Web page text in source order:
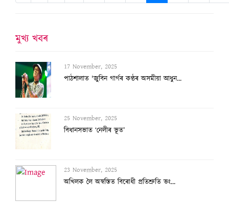
মুখ্য খবৰ
17 November, 2025
পাঠশালাত 'জুবিন গাৰ্গৰ কণ্ঠৰ অসমীয়া আধুন...
25 November, 2025
বিধানসভাত ‘নেলীৰ ভূত’
23 November, 2025
অখিলক লৈ অস্বস্তিত বিৰোধী প্ৰতিশ্ৰুতি ভং...